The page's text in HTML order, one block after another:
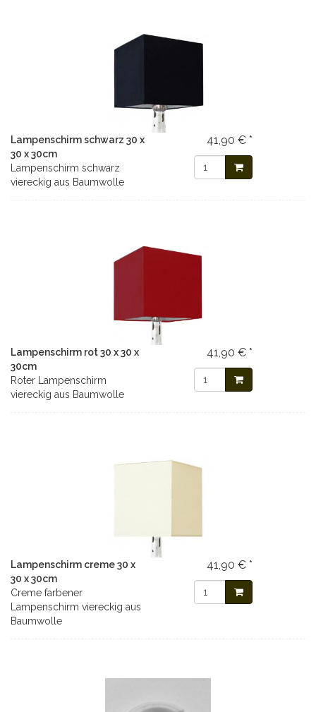
Lampenschirm schwarz 30 x
30 x 30cm
Lampenschirm schwarz
viereckig aus Baumwolle
41,90 € *
Lampenschirm rot 30 x 30 x
30cm
Roter Lampenschirm
viereckig aus Baumwolle
41,90 € *
Lampenschirm creme 30 x
30 x 30cm
Creme farbener
Lampenschirm viereckig aus
Baumwolle
41,90 € *